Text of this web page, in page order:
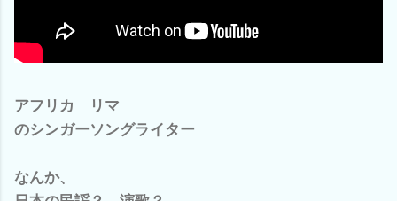
アフリカ リマ
のシンガーソングライター
なんか、